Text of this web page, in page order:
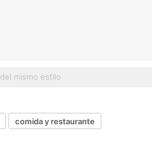
comida y restaurante